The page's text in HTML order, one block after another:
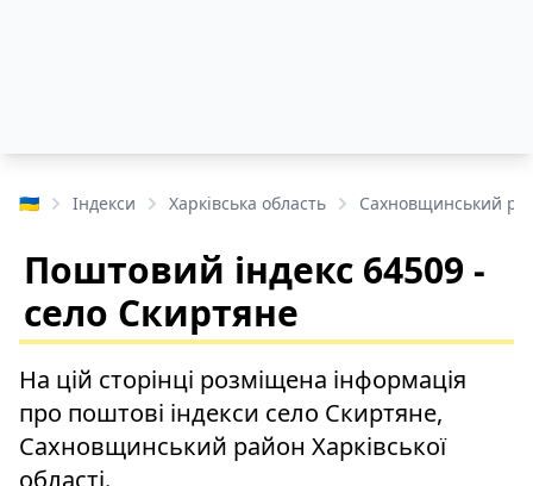
🇺🇦 Індекси Харківська область Сахновщинський
Поштовий індекс 64509 -
село Скиртяне
На цій сторінці розміщена інформація
про поштові індекси село Скиртяне,
Сахновщинський район Харківської
області.